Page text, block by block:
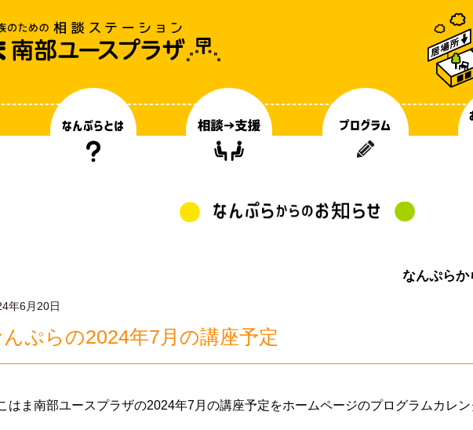
なんぷらか
年6月20日
んぷらの2024年7月の講座予定
はま南部ユースプラザの2024年7月の講座予定をホームページのプログラムカレン